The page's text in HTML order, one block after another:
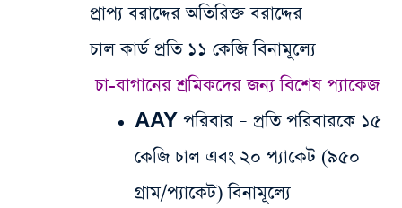
প্রাপ্য বরাদ্দের অতিরিক্ত বরাদ্দের
​চাল কার্ড প্রতি ১১ কেজি বিনামূল্যে
​চা-বাগানের শ্রমিকদের জন্য বিশেষ প্যাকেজ
​AAY পরিবার – প্রতি পরিবারকে ১৫
কেজি চাল এবং ২০ প্যাকেট (৯৫০
গ্রাম/প্যাকেট) বিনামূল্যে